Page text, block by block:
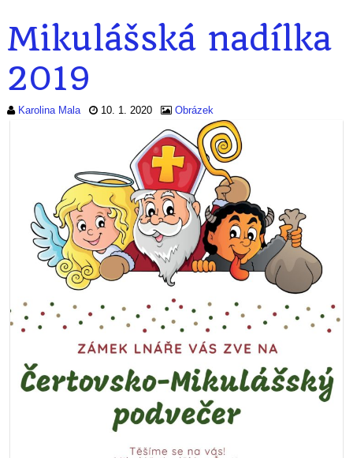
Mikulášská nadílka
2019
Karolina Mala 10. 1. 2020 Obrázek